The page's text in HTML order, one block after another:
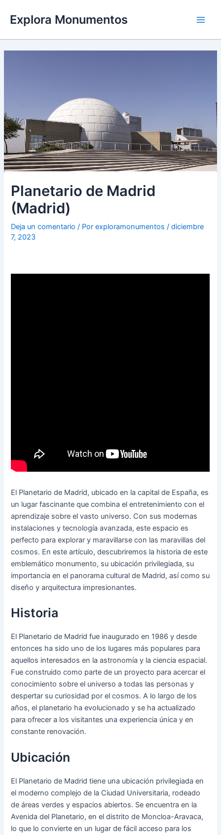
contenido
Explora Monumentos
Planetario de Madrid
(Madrid)
Deja un comentario / Porexploramonumentos/diciembre
7, 2023
El Planetario de Madrid, ubicado en la capital de España, es
un lugar fascinante que combina el entretenimiento con el
aprendizaje sobre el vasto universo. Con sus modernas
instalaciones y tecnología avanzada, este espacio es
perfecto para explorar y maravillarse con las maravillas del
cosmos. En este artículo, descubriremos la historia de este
emblemático monumento, su ubicación privilegiada, su
importancia en el panorama cultural de Madrid, así como su
diseño y arquitectura impresionantes.
Historia
El Planetario de Madrid fue inaugurado en 1986 y desde
entonces ha sido uno de los lugares más populares para
aquellos interesados en la astronomía y la ciencia espacial.
Fue construido como parte de un proyecto para acercar el
conocimiento sobre el universo a todas las personas y
despertar su curiosidad por el cosmos. A lo largo de los
años, el planetario ha evolucionado y se ha actualizado
para ofrecer a los visitantes una experiencia única y en
constante renovación.
Ubicación
El Planetario de Madrid tiene una ubicación privilegiada en
el moderno complejo de la Ciudad Universitaria, rodeado
de áreas verdes y espacios abiertos. Se encuentra en la
Avenida del Planetario, en el distrito de Moncloa-Aravaca,
lo que lo convierte en un lugar de fácil acceso para los